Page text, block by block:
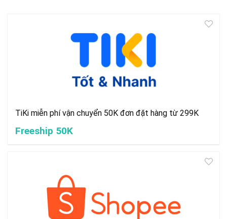
TiKi miễn phí vận chuyển 50K đơn đặt hàng từ 299K
Freeship 50K